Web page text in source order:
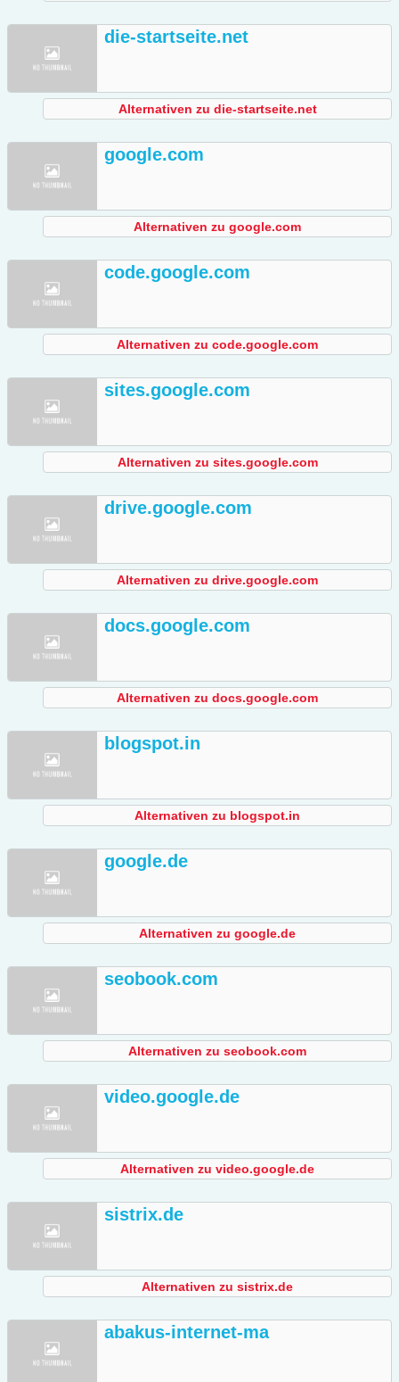
die-startseite.net
Alternativen zu die-startseite.net
google.com
Alternativen zu google.com
code.google.com
Alternativen zu code.google.com
sites.google.com
Alternativen zu sites.google.com
drive.google.com
Alternativen zu drive.google.com
docs.google.com
Alternativen zu docs.google.com
blogspot.in
Alternativen zu blogspot.in
google.de
Alternativen zu google.de
seobook.com
Alternativen zu seobook.com
video.google.de
Alternativen zu video.google.de
sistrix.de
Alternativen zu sistrix.de
abakus-internet-ma